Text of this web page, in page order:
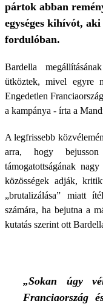
pártok abban
egységes kihívót,
fordulóban.
Bardella
ütköztek, mivel egyre
Engedetlen
a kampánya - írta a
A legfrissebb
arra, hogy
támogatottságának
közösségek adják,
„brutalizálása” miatt
számára, ha bejutna a
kutatás szerint ott
„Sokan úgy
Franciaország